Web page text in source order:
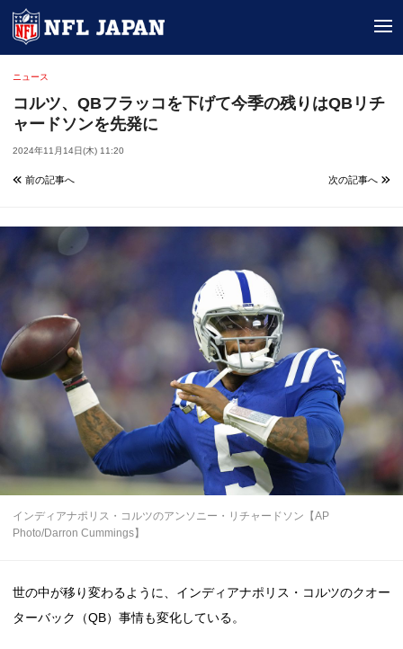
ニュース
コルツ、QBフラッコを下げて今季の残りはQBリチ
ャードソンを先発に
2024年11月14日(木) 11:20
前の記事へ 次の記事へ
インディアナポリス・コルツのアンソニー・リチャードソン【AP
Photo/Darron Cummings】
世の中が移り変わるように、インディアナポリス・コルツのクオー
ターバック（QB）事情も変化している。